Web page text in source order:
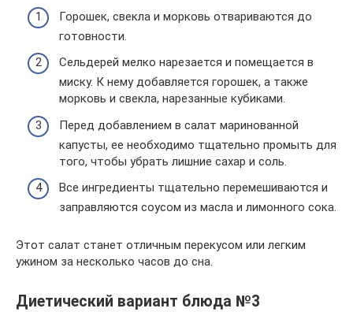
Горошек, свекла и морковь отвариваются до
готовности.
Сельдерей мелко нарезается и помещается в
миску. К нему добавляется горошек, а также
морковь и свекла, нарезанные кубиками.
Перед добавлением в салат маринованной
капусты, ее необходимо тщательно промыть для
того, чтобы убрать лишние сахар и соль.
Все ингредиенты тщательно перемешиваются и
заправляются соусом из масла и лимонного сока.
Этот салат станет отличным перекусом или легким
ужином за несколько часов до сна.
Диетический вариант блюда №3